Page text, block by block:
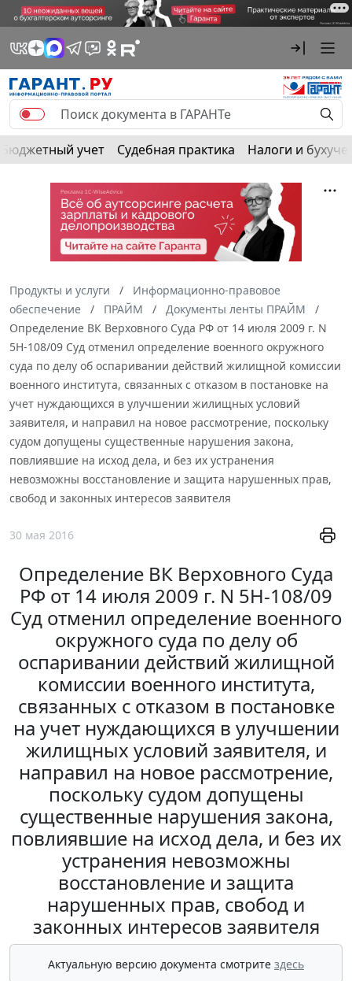
Бюджетный учет Судебная практика Налоги и
Продукты и услуги
Информационно-правовое
обеспечение
ПРАЙМ
Документы ленты ПРАЙМ
Определение ВК Верховного Суда РФ от 14 июля 2009 г. N
5Н-108/09 Суд отменил определение военного окружного
суда по делу об оспаривании действий жилищной комиссии
военного института, связанных с отказом в постановке на
учет нуждающихся в улучшении жилищных условий
заявителя, и направил на новое рассмотрение, поскольку
судом допущены существенные нарушения закона,
повлиявшие на исход дела, и без их устранения
невозможны восстановление и защита нарушенных прав,
свобод и законных интересов заявителя
30 мая 2016
Определение ВК Верховного Суда
РФ от 14 июля 2009 г. N 5Н-108/09
Суд отменил определение военного
окружного суда по делу об
оспаривании действий жилищной
комиссии военного института,
связанных с отказом в постановке
на учет нуждающихся в улучшении
жилищных условий заявителя, и
направил на новое рассмотрение,
поскольку судом допущены
существенные нарушения закона,
повлиявшие на исход дела, и без их
устранения невозможны
восстановление и защита
нарушенных прав, свобод и
законных интересов заявителя
Актуальную версию документа смотрите здесь